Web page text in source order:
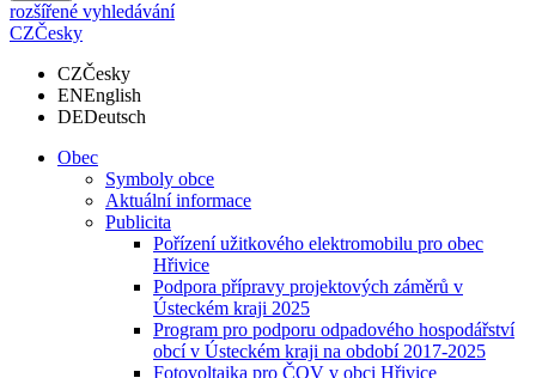
rozšířené vyhledávání
CZČesky
CZČesky
ENEnglish
DEDeutsch
Obec
Symboly obce
Aktuální informace
Publicita
Pořízení užitkového elektromobilu pro obec
Hřivice
Podpora přípravy projektových záměrů v
Ústeckém kraji 2025
Program pro podporu odpadového hospodářství
obcí v Ústeckém kraji na období 2017-2025
Fotovoltaika pro ČOV v obci Hřivice